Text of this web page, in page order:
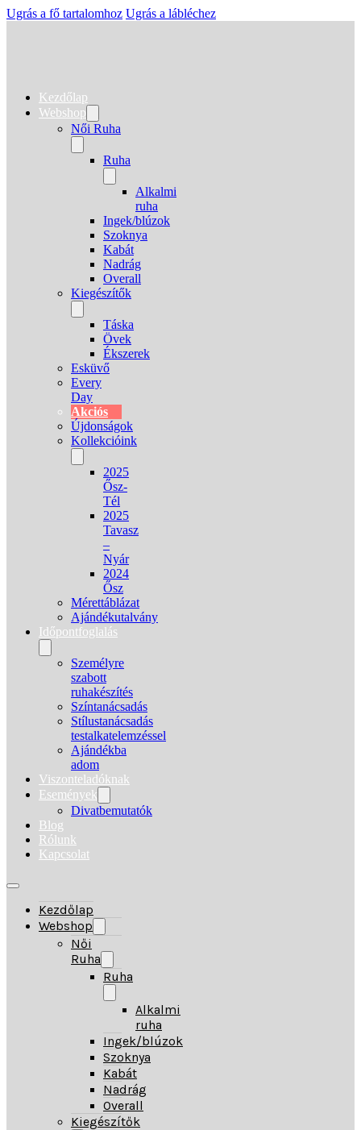
Ugrás a fő tartalomhoz Ugrás a lábléchez
Kezdőlap
Webshop
Női Ruha
Ruha
Alkalmi
ruha
Ingek/blúzok
Szoknya
Kabát
Nadrág
Overall
Kiegészítők
Táska
Övek
Ékszerek
Esküvő
Every
Day
Akciós
Újdonságok
Kollekcióink
2025
Ősz-
Tél
2025
Tavasz
–
Nyár
2024
Ősz
Mérettáblázat
Ajándékutalvány
Időpontfoglalás
Személyre
szabott
ruhakészítés
Színtanácsadás
Stílustanácsadás
testalkatelemzéssel
Ajándékba
adom
Viszonteladóknak
Események
Divatbemutatók
Blog
Rólunk
Kapcsolat
Kezdőlap
Webshop
Női
Ruha
Ruha
Alkalmi
ruha
Ingek/blúzok
Szoknya
Kabát
Nadrág
Overall
Kiegészítők